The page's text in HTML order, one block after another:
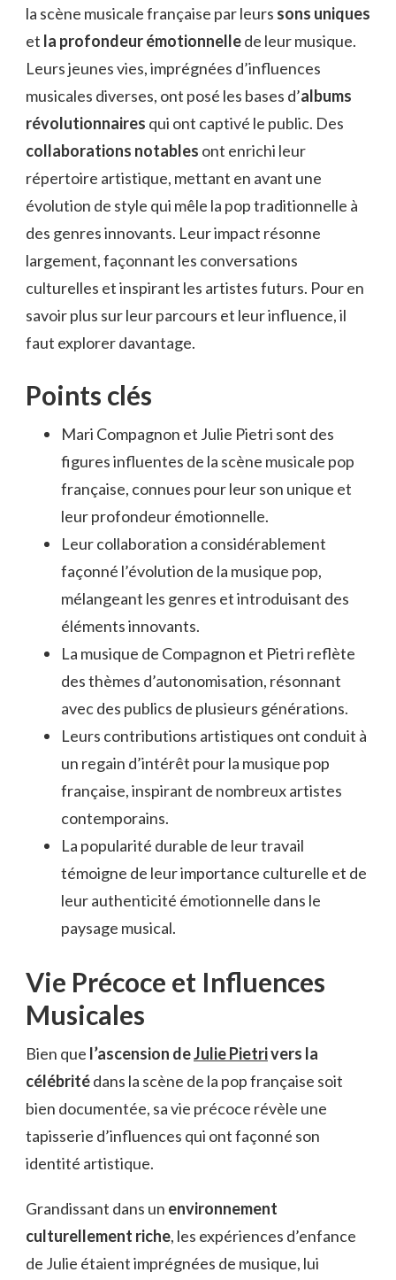
PIETRI
la scène musicale française par leurs sons uniques
et la profondeur émotionnellede leur musique.
Leurs jeunes vies, imprégnées d’influences
musicales diverses, ont posé les bases d’albums
révolutionnaires qui ont captivé le public. Des
collaborations notables ont enrichi leur
répertoire artistique, mettant en avant une
évolution de style qui mêle la pop traditionnelle à
des genres innovants. Leur impact résonne
largement, façonnant les conversations
culturelles et inspirant les artistes futurs. Pour en
savoir plus sur leur parcours et leur influence, il
faut explorer davantage.
Points clés
Mari Compagnon et Julie Pietri sont des
figures influentes de la scène musicale pop
française, connues pour leur son unique et
leur profondeur émotionnelle.
Leur collaboration a considérablement
façonné l’évolution de la musique pop,
mélangeant les genres et introduisant des
éléments innovants.
La musique de Compagnon et Pietri reflète
des thèmes d’autonomisation, résonnant
avec des publics de plusieurs générations.
Leurs contributions artistiques ont conduit à
un regain d’intérêt pour la musique pop
française, inspirant de nombreux artistes
contemporains.
La popularité durable de leur travail
témoigne de leur importance culturelle et de
leur authenticité émotionnelle dans le
paysage musical.
Vie Précoce et Influences
Musicales
Bien que l’ascension deJulie Pietrivers la
célébritédans la scène de la pop française soit
bien documentée, sa vie précoce révèle une
tapisserie d’influences qui ont façonné son
identité artistique.
Grandissant dans un environnement
culturellement riche, les expériences d’enfance
de Julie étaient imprégnées de musique, lui